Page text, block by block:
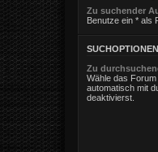
Zu suchender
Benutze ein * als
SUCHOPTIONEN
Zu
Wähle das
automatisch mit
deaktivierst.